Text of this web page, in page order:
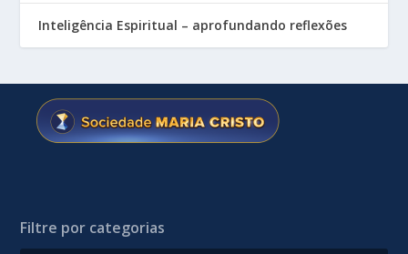
Inteligência Espiritual – aprofundando reflexões
Filtre por categorias